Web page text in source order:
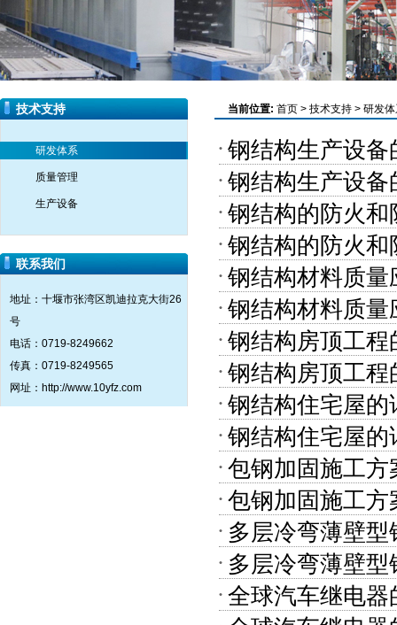
技术支持
研发体系
质量管理
生产设备
联系我们
地址：十堰市张湾区凯迪拉克大街26
号
电话：0719-8249662
传真：0719-8249565
网址：http://www.10yfz.com
当前位置: 首页 > 技术支持 > 研发
钢结构生产设备
钢结构生产设备
钢结构的防火和
钢结构的防火和
钢结构材料质
钢结构材料质
钢结构房顶工程
钢结构房顶工程
钢结构住宅屋的
钢结构住宅屋的
包钢加固施工方
包钢加固施工方
多层冷弯薄壁
多层冷弯薄壁
全球汽车继电器